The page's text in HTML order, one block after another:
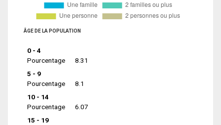
ÂGE DE LA POPULATION
0 - 4
Pourcentage
8.31
5 - 9
Pourcentage
8.1
10 - 14
Pourcentage
6.07
15 - 19